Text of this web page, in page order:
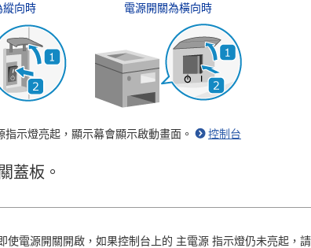
縱向時 電源開關為橫向時
指示燈亮起，顯示幕會顯示啟動畫面。 控制台
蓋板。
使電源開關開啟，如果控制台上的 主電源 指示燈仍未亮起，